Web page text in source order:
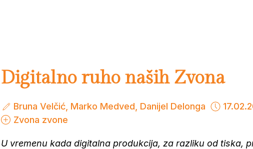
Digitalno ruho naših Zvona
Bruna Velčić, Marko Medved, Danijel Delonga
Zvona zvone
U vremenu kada digitalna produkcija, za razliku od tiska,